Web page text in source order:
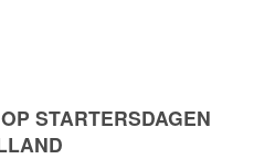
STARTERSDAGEN